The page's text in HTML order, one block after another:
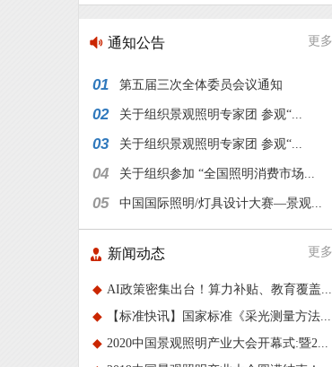
通知公告 更多
01 第五届三次全体委员会议通知
02 关于组织景观照明专家团 参观“...
03 关于组织景观照明专家团 参观“...
04 关于组织参加 “全国照明消费市场...
05 中国国际照明/灯具设计大赛—景观...
新闻动态 更多
◆ AI政策密集出台！算力补贴、教育覆盖...
◆
【标准快讯】国家标准《采光测量方法...
◆ 2020中国景观照明产业大会开幕式:暨2...